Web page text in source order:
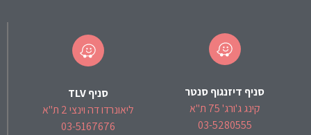
סניף דיזנגוף סנטר
קינג ג'ורג' 75 ת"א
03-5280555
סניף TLV
ליאונרדו דה וינצי 2 ת"א
03-5167676